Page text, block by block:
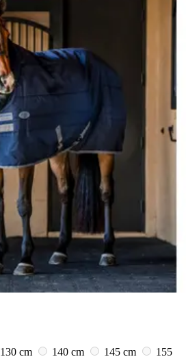
130 cm 140 cm 145 cm
155